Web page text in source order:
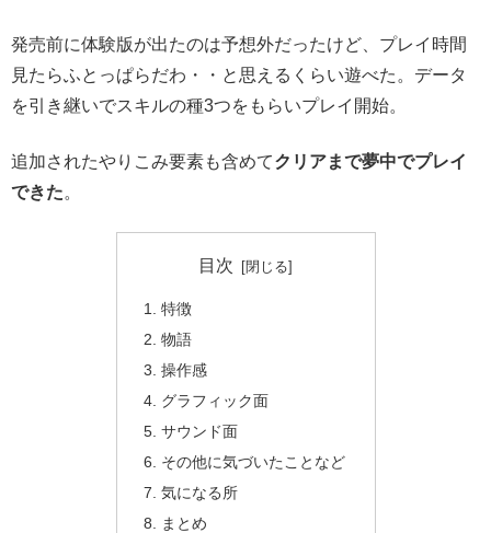
発売前に体験版が出たのは予想外だったけど、プレイ時間
見たらふとっぱらだわ・・と思えるくらい遊べた。データ
を引き継いでスキルの種3つをもらいプレイ開始。
追加されたやりこみ要素も含めてクリアまで夢中でプレイ
できた。
目次
特徴
物語
操作感
グラフィック面
サウンド面
その他に気づいたことなど
気になる所
まとめ